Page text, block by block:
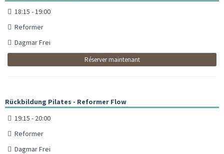
18:15 - 19:00
Reformer
Dagmar Frei
Réserver maintenant
Rückbildung Pilates - Reformer Flow
19:15 - 20:00
Reformer
Dagmar Frei